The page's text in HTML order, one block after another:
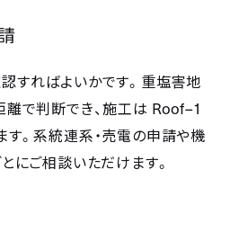
すればよいかです。重塩害地
で判断でき、施工は Roof–1
。系統連系・売電の申請や機
にご相談いただけます。